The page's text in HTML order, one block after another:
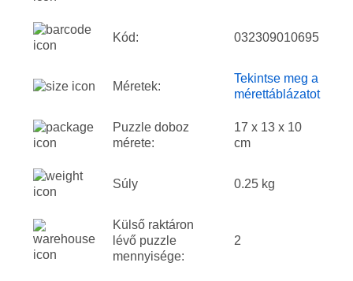
Kód: 032309010695
Méretek:
Tekintse meg a
mérettáblázatot
Puzzle doboz
mérete:
17 x 13 x 10
cm
Súly 0.25 kg
Külső raktáron
lévő puzzle
mennyisége:
2